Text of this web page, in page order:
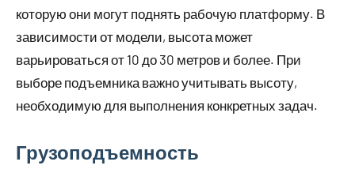
которую они могут поднять рабочую платформу. В
зависимости от модели, высота может
варьироваться от 10 до 30 метров и более. При
выборе подъемника важно учитывать высоту,
необходимую для выполнения конкретных задач.
Грузоподъемность